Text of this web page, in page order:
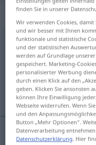
Zielsetzung f <
Übersicht aller
(Für mehr Details die
određivanje cilja
finden Sie in unserer
Wir verwenden Cookies, damit
und wir besser mit Ihnen
funktionale und statistische
und der statistischen
werden auf Grundlage
gespeichert. Marketing-
personalisierter Werbung
durch einen Klick auf den
geben. Klicken Sie ansonsten
können Ihre Einwilligung
Webseite widerrufen. Wenn
und den
Button „Mehr Optionen“.
Datenverarbeitung
Datenschutzerklärung. Hier